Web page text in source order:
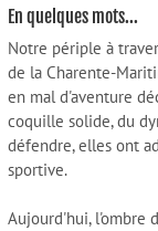
En quelques mots...
Notre périple à
de la Charente-
en mal d'aventure
coquille solide, du
défendre, elles ont
sportive.
Aujourd'hui, l'ombre